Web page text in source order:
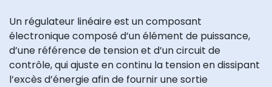
Un régulateur linéaire est un composant
électronique composé d’un élément de puissance,
d’une référence de tension et d’un circuit de
contrôle, qui ajuste en continu la tension en dissipant
l’excès d’énergie afin de fournir une sortie